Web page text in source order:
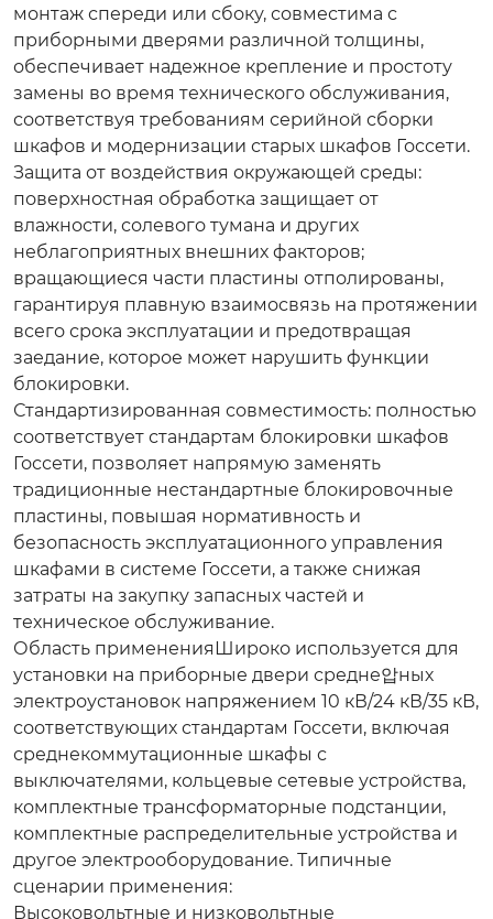
монтаж спереди или сбоку, совместима с
приборными дверями различной толщины,
обеспечивает надежное крепление и простоту
замены во время технического обслуживания,
соответствуя требованиям серийной сборки
шкафов и модернизации старых шкафов Госсети.
Защита от воздействия окружающей среды:
поверхностная обработка защищает от
влажности, солевого тумана и других
неблагоприятных внешних факторов;
вращающиеся части пластины отполированы,
гарантируя плавную взаимосвязь на протяжении
всего срока эксплуатации и предотвращая
заедание, которое может нарушить функции
блокировки.
Стандартизированная совместимость: полностью
соответствует стандартам блокировки шкафов
Госсети, позволяет напрямую заменять
традиционные нестандартные блокировочные
пластины, повышая нормативность и
безопасность эксплуатационного управления
шкафами в системе Госсети, а также снижая
затраты на закупку запасных частей и
техническое обслуживание.
Область применения Широко используется для
установки на приборные двери средне압ных
электроустановок напряжением 10 кВ/24 кВ/35 кВ,
соответствующих стандартам Госсети, включая
среднекоммутационные шкафы с
выключателями, кольцевые сетевые устройства,
комплектные трансформаторные подстанции,
комплектные распределительные устройства и
другое электрооборудование. Типичные
сценарии применения:
Высоковольтные и низковольтные